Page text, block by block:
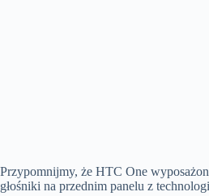
Przypomnijmy, że HTC One
głośniki na przednim panelu z